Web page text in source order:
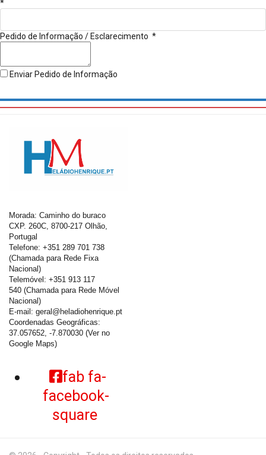
*
Pedido de Informação / Esclarecimento *
Enviar Pedido de Informação
Morada: Caminho do buraco
CXP. 260C, 8700-217 Olhão,
Portugal
Telefone: +351 289 701 738
(Chamada para Rede Fixa
Nacional)
Telemóvel: +351 913 117
540 (Chamada para Rede Móvel
Nacional)
E-mail: geral@heladiohenrique.pt
Coordenadas Geográficas:
37.057652, -7.870030 (Ver no
Google Maps)
fab fa-
facebook-
square